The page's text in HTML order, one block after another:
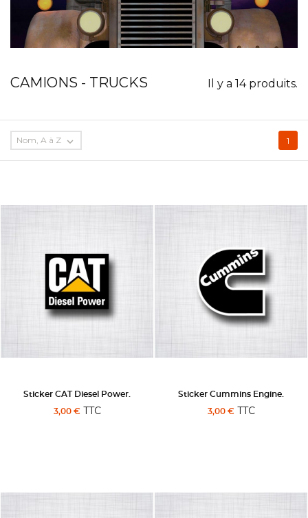
CAMIONS - TRUCKS Il y a 14 produits.
Nom, A à Z  1
Sticker CAT Diesel Power.
3,00 €TTC
Sticker Cummins Engine.
3,00 €TTC